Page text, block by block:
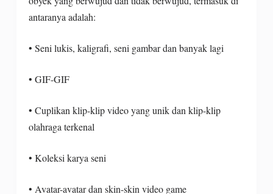
antaranya adalah:
• Seni lukis, kaligrafi, seni gambar dan banyak lagi
• GIF-GIF
• Cuplikan klip-klip video yang unik dan klip-klip
olahraga terkenal
• Koleksi karya seni
• Avatar-avatar dan skin-skin video game